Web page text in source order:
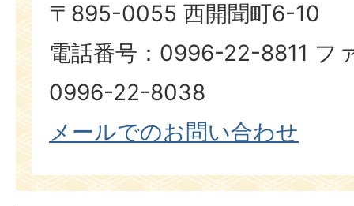
〒895-0055 西開聞町6-10
電話番号：0996-22-8811 フ
0996-22-8038
メールでのお問い合わせ